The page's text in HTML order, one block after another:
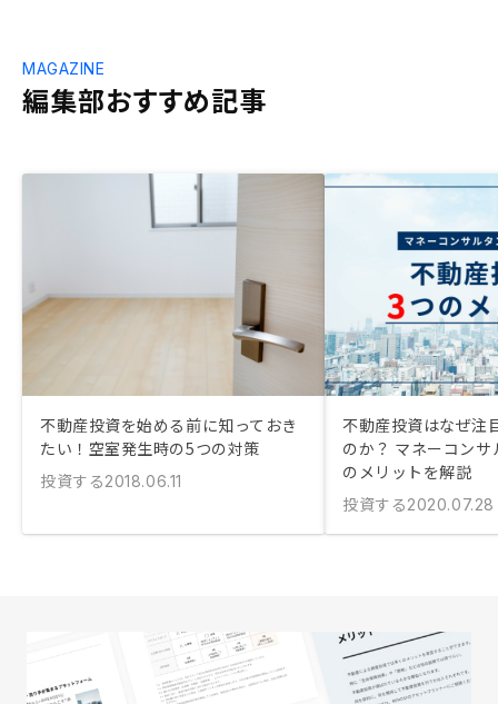
編集部おすすめ記事
MAGAZINE
不動産投資を始める前に知っておき
たい！空室発生時の5つの対策
投資する2018.06.11
不動産投資はなぜ注
のか？ マネーコン
のメリットを解説
投資する2020.07.28